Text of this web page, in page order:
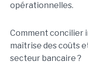
opérationnelles.
Comment concilier
maîtrise des coûts
secteur bancaire ?